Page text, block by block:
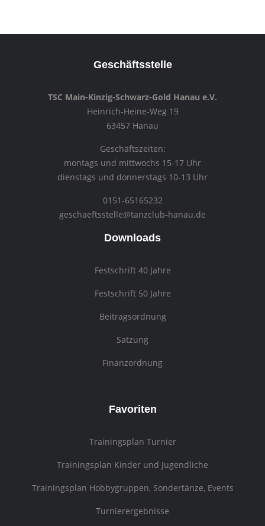
Geschäftsstelle
TSC Main-Kinzig-Schwarz-Gold Hanau e.V.
Heinrich-Heine-Weg 19
63457 Hanau
Geschäftszeiten:
montags und mittwochs 15-17 Uhr
dienstags und donnerstags 10-13 Uhr
0151-65165232
geschaeftsstelle@tanzclub-hanau.de
Downloads
Festschrift 40 Jahre
Festschrift 50 Jahre
Beitragsordnung
Satzung
Finanzordnung
Favoriten
Trainingsplan Turnier
Trainingsplan Kinder und Jugendliche
Trainingsplan Hobbygruppen, Sondertänze, Events
Turnierergebnisse